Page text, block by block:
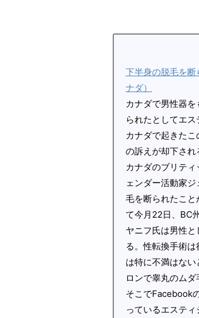
下半身の脱毛を断
ナダ）
カナダで男性器
られたとしてエ
カナダで起きた
の訴えが却下され
カナダのブリテ
ェンダー活動家
毛を断られたこ
て今月22日、BC
ヤニフ氏は男性
る。性転換手術
は特に不満はな
ロンで睾丸のムダ
そこでFacebook
っているエステ